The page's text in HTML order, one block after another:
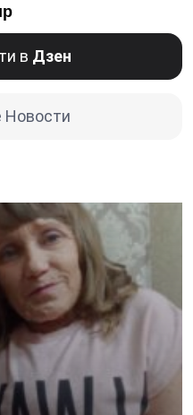
в Дзен
Новости